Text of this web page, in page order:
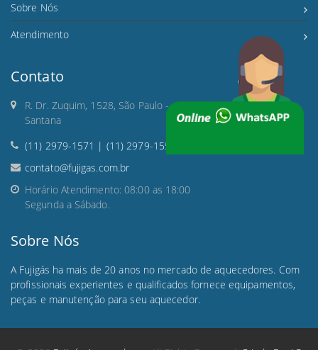
Sobre Nós
Atendimento
Contato
R. Dr. Zuquim, 1528, São Paulo -
Santana
(11) 2979-1571 | (11) 2979-1559
contato@fujigas.com.br
Horário Atendimento: 08:00 as 18:00
Segunda a Sábado.
Sobre Nós
A Fujigás ha mais de 20 anos no mercado de aquecedores. Com
profissionais experientes e qualificados fornece equipamentos,
peças e manutenção para seu aquecedor.